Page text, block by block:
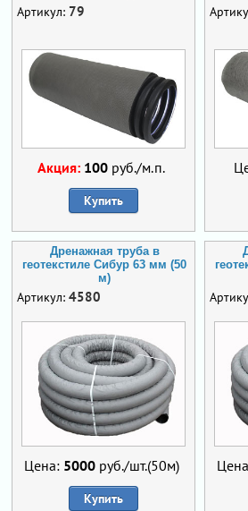
Артикул: 79
Акция: 100 руб./м.п.
Купить
Дренажная труба в
геотекстиле Сибур 63 мм (50
м)
Артикул: 4580
Цена: 5000руб./шт.(50м)
Купить